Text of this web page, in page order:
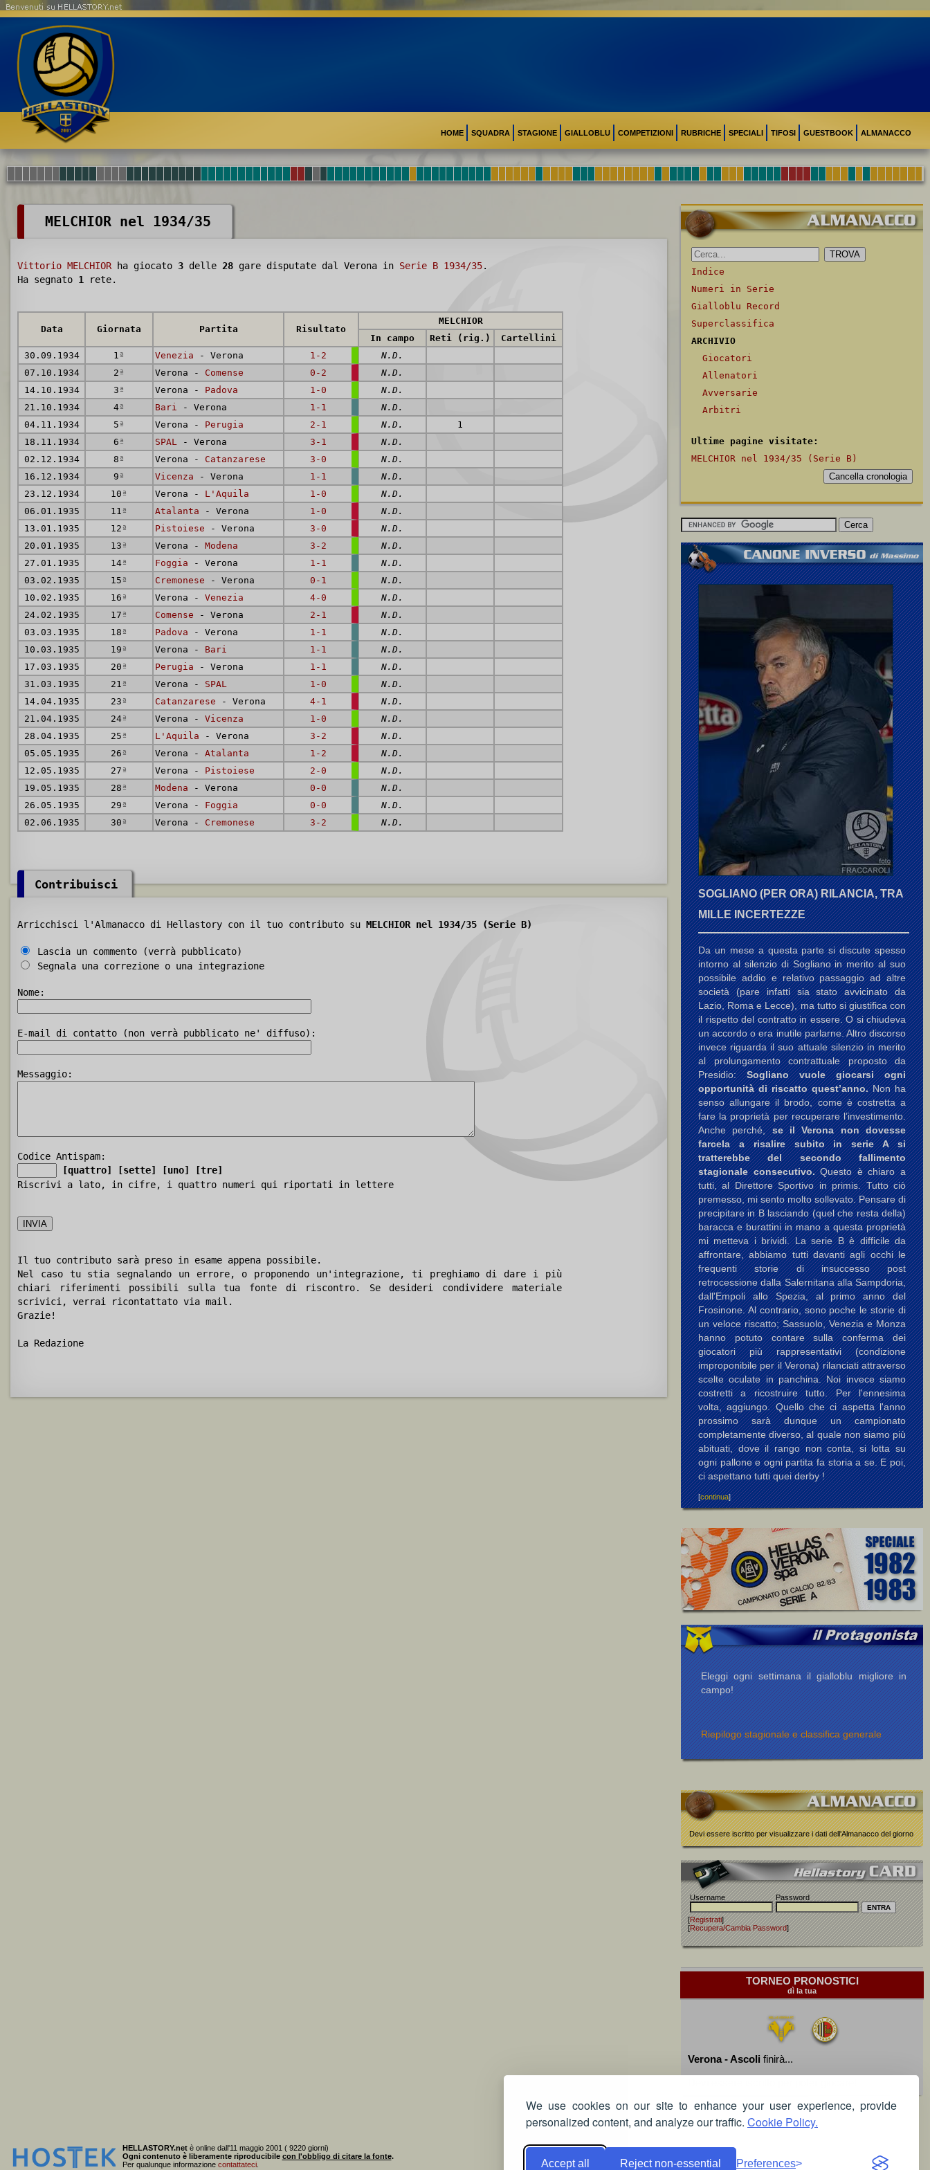
We use cookies on our site to enhance your user experience, provide
personalized content, and analyze our traffic. Cookie Policy.
Accept all Reject non-essential Preferences
HOME SQUADRA STAGIONE GIALLOBLU COMPETIZIONI RUBRICHE SPECIALI TIFOSI GUESTBOOK ALMANACCO
Benvenuti su HELLASTORY.net
MELCHIOR nel 1934/35
Vittorio MELCHIOR ha giocato 3 delle 28 gare disputate dal Verona in Serie B 1934/35.
Ha segnato 1 rete.
Data Giornata Partita Risultato
MELCHIOR
In campo
Reti (rig.)
Cartellini
30.09.1934
1 ª Venezia - Verona 1-2
N.D.
07.10.1934
2 ª Verona - Comense 0-2
N.D.
14.10.1934
3 ª Verona - Padova 1-0
N.D.
21.10.1934
4ª Bari - Verona 1-1
N.D.
04.11.1934
5 ª Verona - Perugia 2-1 N.D.
1
18.11.1934
6 ª SPAL - Verona 3-1
N.D.
02.12.1934
8 ª Verona - Catanzarese 3-0
N.D.
16.12.1934
9 ª Vicenza - Verona 1-1
N.D.
23.12.1934
10 ª Verona - L'Aquila 1-0
N.D.
06.01.1935
11 ª Atalanta - Verona 1-0
N.D.
13.01.1935
12 ª Pistoiese - Verona 3-0
N.D.
20.01.1935
13 ª Verona - Modena 3-2
N.D.
27.01.1935
14ª Foggia - Verona 1-1
N.D.
03.02.1935
15 ª Cremonese - Verona 0-1
N.D.
10.02.1935
16 ª Verona - Venezia 4-0
N.D.
24.02.1935
17 ª Comense - Verona 2-1
N.D.
03.03.1935
18 ª Padova - Verona 1-1
N.D.
10.03.1935
19 ª Verona - Bari 1-1
N.D.
17.03.1935
20 ª Perugia - Verona 1-1
N.D.
31.03.1935
21 ª Verona - SPAL 1-0
N.D.
14.04.1935
23 ª Catanzarese - Verona 4-1
N.D.
21.04.1935
24ª Verona - Vicenza 1-0
N.D.
28.04.1935
25 ª L'Aquila - Verona 3-2
N.D.
05.05.1935
26 ª Verona - Atalanta 1-2
N.D.
12.05.1935
27 ª Verona - Pistoiese 2-0
N.D.
19.05.1935
28 ª Modena - Verona 0-0
N.D.
26.05.1935
29 ª Verona - Foggia 0-0
N.D.
02.06.1935
30 ª Verona - Cremonese 3-2 N.D.
Contribuisci
Arricchisci l'Almanacco di Hellastory con il tuo contributo su MELCHIOR nel 1934/35 (Serie B)
Lascia un commento (verrà pubblicato)
Segnala una correzione o una integrazione
Nome:
E-mail di contatto (non verrà pubblicato ne' diffuso):
Messaggio:
Codice Antispam:
[quattro]
[sette] [uno]
[tre]
Riscrivi a lato, in cifre, i quattro numeri qui riportati in lettere
Il tuo contributo sarà preso in esame appena possibile.
Nel caso tu stia segnalando un errore, o proponendo un'integrazione, ti preghiamo di dare i più
chiari riferimenti possibili sulla tua fonte di riscontro. Se desideri condividere materiale
scrivici, verrai ricontattato via mail.
Grazie!
La Redazione
Indice
Numeri in Serie
Gialloblu Record
Superclassifica
ARCHIVIO
Giocatori
Allenatori
Avversarie
Arbitri
Ultime pagine visitate:
MELCHIOR nel 1934/35 (Serie B)
SOGLIANO (PER ORA) RILANCIA, TRA
MILLE INCERTEZZE
Da un mese a questa parte si discute spesso
intorno al silenzio di Sogliano in merito al suo
possibile addio e relativo passaggio ad altre
società (pare infatti sia stato avvicinato da
Lazio, Roma e Lecce), ma tutto si giustifica con
il rispetto del contratto in essere. O si chiudeva
un accordo o era inutile parlarne. Altro discorso
invece riguarda il suo attuale silenzio in merito
al prolungamento contrattuale proposto da
Presidio:Sogliano vuole giocarsi ogni
opportunità di riscatto quest’anno.Non ha
senso allungare il brodo, come è costretta a
fare la proprietà per recuperare l’investimento.
Anche perché,se il Verona non dovesse
farcela a risalire subito in serie A si
tratterebbe del secondo fallimento
stagionale consecutivo.Questo è chiaro a
tutti, al Direttore Sportivo in primis. Tutto ciò
premesso, mi sento molto sollevato. Pensare di
precipitare in B lasciando (quel che resta della)
baracca e burattini in mano a questa proprietà
mi metteva i brividi. La serie B è difficile da
affrontare, abbiamo tutti davanti agli occhi le
frequenti storie di insuccesso post
retrocessione dalla Salernitana alla Sampdoria,
dall'Empoli allo Spezia, al primo anno del
Frosinone. Al contrario, sono poche le storie di
un veloce riscatto; Sassuolo, Venezia e Monza
hanno potuto contare sulla conferma dei
giocatori più rappresentativi (condizione
improponibile per il Verona) rilanciati attraverso
scelte oculate in panchina. Noi invece siamo
costretti a ricostruire tutto. Per l'ennesima
volta, aggiungo. Quello che ci aspetta l'anno
prossimo sarà dunque un campionato
completamente diverso, al quale non siamo più
abituati, dove il rango non conta, si lotta su
ogni pallone e ogni partita fa storia a se. E poi,
ci aspettano tutti quei derby !
[continua]
Eleggi ogni settimana il gialloblu migliore in
campo!
Riepilogo stagionale e classifica generale
Devi essere iscritto per visualizzare i dati dell'Almanacco del giorno
Username Password
[Registrati]
[Recupera/Cambia Password]
TORNEO PRONOSTICI
dì la tua
Verona - Ascoli finirà...
HELLASTORY.netè online dall'11 maggio 2001 ( 9220 giorni)
Ogni contenuto è liberamente riproducibile con l'obbligo di citare la fonte.
Per qualunque informazione contattateci.